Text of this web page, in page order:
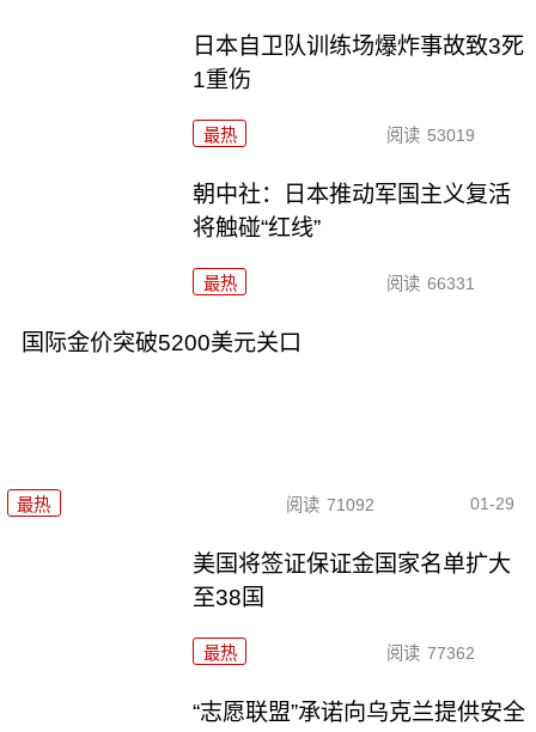
日本自卫队训练场爆炸事故致3死
1重伤
最热 阅读 53019
朝中社：日本推动军国主义复活
将触碰“红线”
最热 阅读 66331
国际金价突破5200美元关口
最热 阅读 71092 01-29
美国将签证保证金国家名单扩大
至38国
最热 阅读 77362
“志愿联盟”承诺向乌克兰提供安全